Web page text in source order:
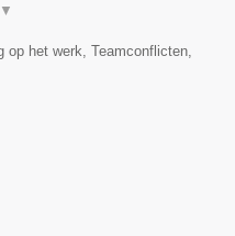
▼
op het werk, Teamconflicten,